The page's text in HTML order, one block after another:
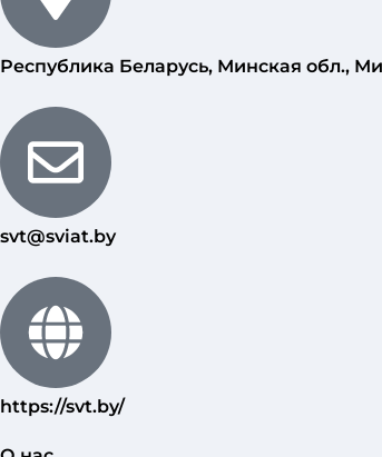
Республика Беларусь, Минская обл.,
svt@sviat.by
https://svt.by/